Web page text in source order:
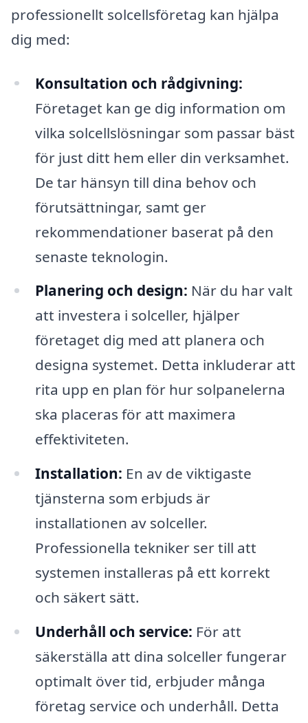
professionellt solcellsföretag kan hjälpa
dig med:
Konsultation och rådgivning:
Företaget kan ge dig information om
vilka solcellslösningar som passar bäst
för just ditt hem eller din verksamhet.
De tar hänsyn till dina behov och
förutsättningar, samt ger
rekommendationer baserat på den
senaste teknologin.
Planering och design: När du har valt
att investera i solceller, hjälper
företaget dig med att planera och
designa systemet. Detta inkluderar att
rita upp en plan för hur solpanelerna
ska placeras för att maximera
effektiviteten.
Installation: En av de viktigaste
tjänsterna som erbjuds är
installationen av solceller.
Professionella tekniker ser till att
systemen installeras på ett korrekt
och säkert sätt.
Underhåll och service: För att
säkerställa att dina solceller fungerar
optimalt över tid, erbjuder många
företag service och underhåll. Detta